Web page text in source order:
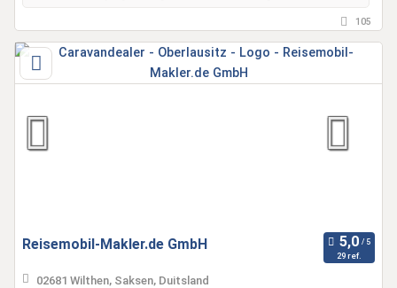
105
Reisemobil-Makler.de GmbH
29 ref.
02681 Wilthen, Saksen, Duitsland